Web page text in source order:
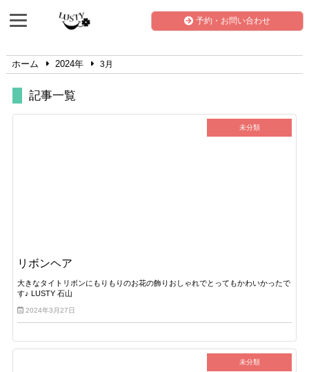
予約・お問い合わせ
ホーム 2024年 3月
記事一覧
未分類
リボンヘア
大きなタイトリボンにもりもりのお花の飾りおしゃれでとってもかわいかったで
す♪ LUSTY 石山
2024年3月27日
未分類